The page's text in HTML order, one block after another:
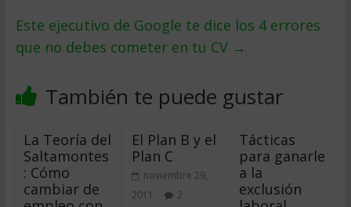
Este ejecutivo de Google te dice los 4 errores
que no debes cometer en tu CV →
También te puede gustar
La Teoría del
Saltamontes
: Cómo
cambiar de
El Plan B y el
Plan C
noviembre 29,
2011
2
Tácticas
para ganarle
a la
exclusión